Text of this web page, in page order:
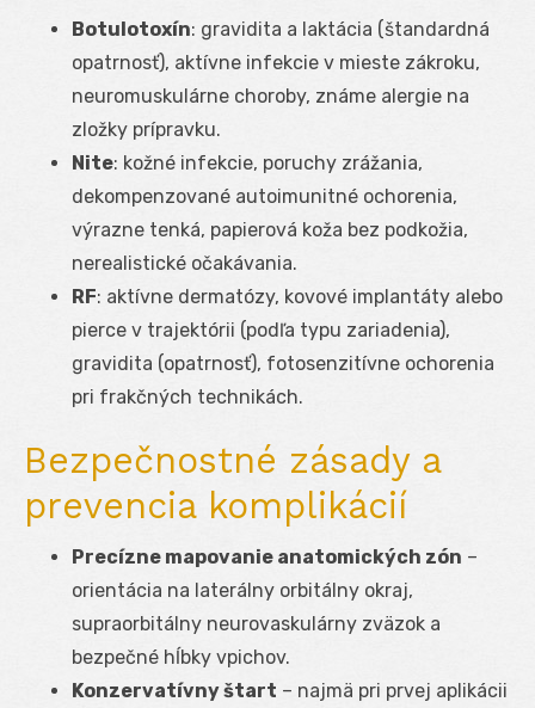
Botulotoxín: gravidita a laktácia (štandardná
opatrnosť), aktívne infekcie v mieste zákroku,
neuromuskulárne choroby, známe alergie na
zložky prípravku.
Nite: kožné infekcie, poruchy zrážania,
dekompenzované autoimunitné ochorenia,
výrazne tenká, papierová koža bez podkožia,
nerealistické očakávania.
RF: aktívne dermatózy, kovové implantáty alebo
pierce v trajektórii (podľa typu zariadenia),
gravidita (opatrnosť), fotosenzitívne ochorenia
pri frakčných technikách.
Bezpečnostné zásady a
prevencia komplikácií
Precízne mapovanie anatomických zón –
orientácia na laterálny orbitálny okraj,
supraorbitálny neurovaskulárny zväzok a
bezpečné hĺbky vpichov.
Konzervatívny štart – najmä pri prvej aplikácii